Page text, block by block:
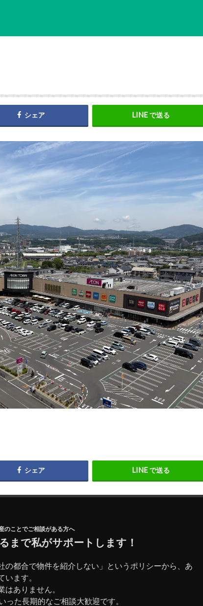
シェア で送る
シェア で送る
のことでご相談がある方へ
まで私がサポートします！
の都合で物件を紹介しない」というポリシーから、あ
ます。
ありません。
った長期的なご相談大歓迎です。